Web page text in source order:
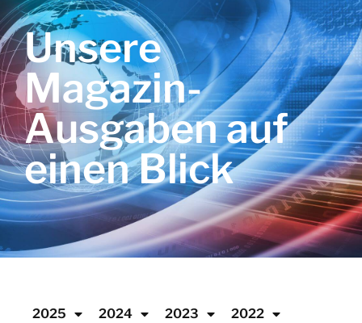
Unsere
Magazin-
Ausgaben auf
einen Blick
2025 2024 2023 2022